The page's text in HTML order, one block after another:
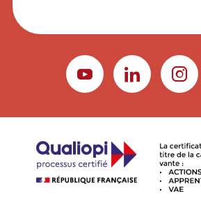
YOUTUBELINKEDIN